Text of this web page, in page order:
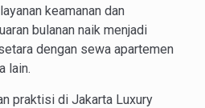
keamanan dan
bulanan naik menjadi
dengan sewa apartemen
lain.
praktisi di Jakarta Luxury